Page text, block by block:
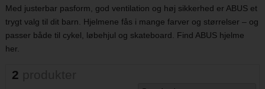
Med justerbar pasform, god ventilation og høj sikkerhed er ABUS et
trygt valg til dit barn. Hjelmene fås i mange farver og størrelser – og
passer både til cykel, løbehjul og skateboard. Find ABUS hjelme
her.
2